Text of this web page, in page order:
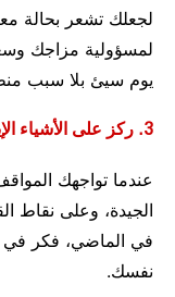
لجعلك تشعر بحالة
لمسؤولية مزاجك
يوم سيئ بلا سبب
3. ركز على الأشياء الإيجابية
عندما تواجهك
الجيدة، وعلى نقاط
في الماضي، فكر في
نفسك.